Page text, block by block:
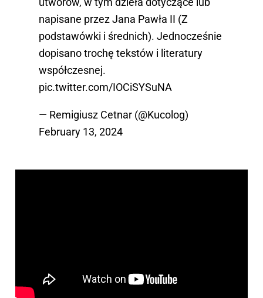
napisane przez Jana Pawła II (Z
podstawówki i średnich). Jednocześnie
dopisano trochę tekstów i literatury
współczesnej.
pic.twitter.com/IOCiSYSuNA
— Remigiusz Cetnar (@Kucolog)
February 13, 2024